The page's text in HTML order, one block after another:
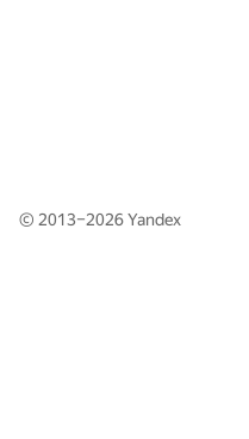
© 2013–2026Yandex